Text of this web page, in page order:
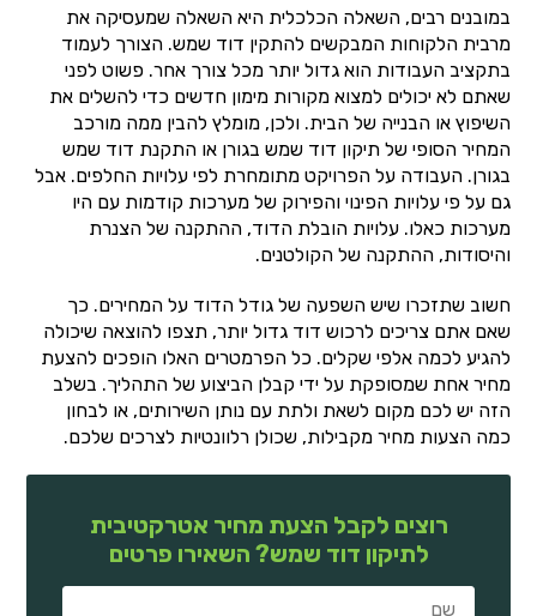
במובנים רבים, השאלה הכלכלית היא השאלה שמעסיקה את
מרבית הלקוחות המבקשים להתקין דוד שמש. הצורך לעמוד
בתקציב העבודות הוא גדול יותר מכל צורך אחר. פשוט לפני
שאתם לא יכולים למצוא מקורות מימון חדשים כדי להשלים את
השיפוץ או הבנייה של הבית. ולכן, מומלץ להבין ממה מורכב
המחיר הסופי של תיקון דוד שמש בגורן או התקנת דוד שמש
בגורן. העבודה על הפרויקט מתומחרת לפי עלויות החלפים. אבל
גם על פי עלויות הפינוי והפירוק של מערכות קודמות עם היו
מערכות כאלו. עלויות הובלת הדוד, ההתקנה של הצנרת
והיסודות, ההתקנה של הקולטנים.
חשוב שתזכרו שיש השפעה של גודל הדוד על המחירים. כך
שאם אתם צריכים לרכוש דוד גדול יותר, תצפו להוצאה שיכולה
להגיע לכמה אלפי שקלים. כל הפרמטרים האלו הופכים להצעת
מחיר אחת שמסופקת על ידי קבלן הביצוע של התהליך. בשלב
הזה יש לכם מקום לשאת ולתת עם נותן השירותים, או לבחון
כמה הצעות מחיר מקבילות, שכולן רלוונטיות לצרכים שלכם.
רוצים לקבל הצעת מחיר אטרקטיבית
לתיקון דוד שמש? השאירו פרטים